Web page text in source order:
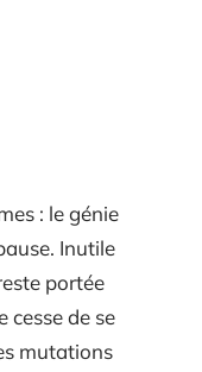
: le génie
Inutile
portée
cesse de se
mutations